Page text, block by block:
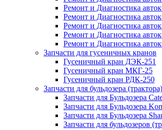
Ремонт и Диагностика
Ремонт и Диагностика
Ремонт и Диагностика
Ремонт и Диагностика
Ремонт и Диагностика
Запчасти для гусеничных кранов
Гусеничный кран ДЭК-251
Гусеничный кран МКГ-25
Гусеничный кран РДК-250
Запчасти для бульдозера (трактора)
Запчасти для Бульдозера
Запчасти для Бульдозера
Запчасти для Бульдозера
Запчасти для бульдозеров